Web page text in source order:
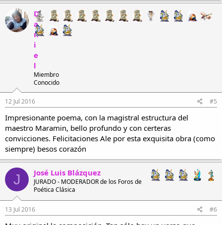
D
a
n
i
e
l
Miembro
Conocido
12 Jul 2016 #5
Impresionante poema, con la magistral estructura del
maestro Maramin, bello profundo y con certeras
convicciones. Felicitaciones Ale por esta exquisita obra (como
siempre) besos corazón
J José Luis Blázquez
JURADO - MODERADOR de los Foros de
Poética Clásica
13 Jul 2016 #6